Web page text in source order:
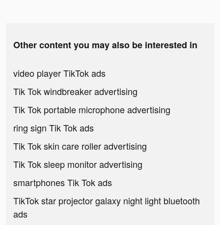
Other content you may also be interested in
video player TikTok ads
Tik Tok windbreaker advertising
Tik Tok portable microphone advertising
ring sign Tik Tok ads
Tik Tok skin care roller advertising
Tik Tok sleep monitor advertising
smartphones Tik Tok ads
TikTok star projector galaxy night light bluetooth
ads